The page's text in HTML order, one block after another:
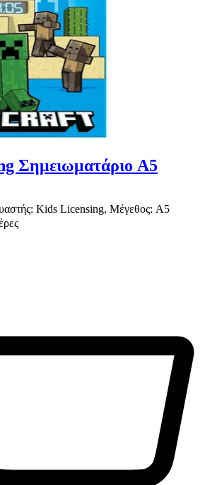
Σημειωματάριο A5
Kids Licensing, Μέγεθος: A5